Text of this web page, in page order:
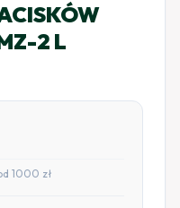
2 L
1000 zł